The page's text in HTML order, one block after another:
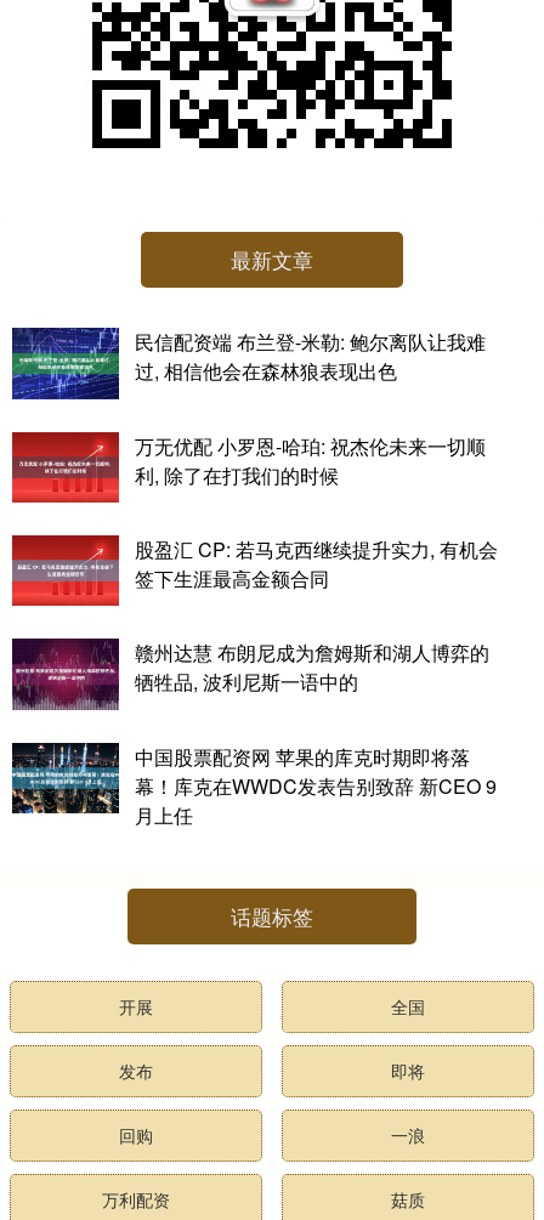
最新文章
民信配资端 布兰登-米勒: 鲍尔离队让我难
过, 相信他会在森林狼表现出色
万无优配 小罗恩-哈珀: 祝杰伦未来一切顺
利, 除了在打我们的时候
股盈汇 CP: 若马克西继续提升实力, 有机会
签下生涯最高金额合同
赣州达慧 布朗尼成为詹姆斯和湖人博弈的
牺牲品, 波利尼斯一语中的
中国股票配资网 苹果的库克时期即将落
幕！库克在WWDC发表告别致辞 新CEO 9
月上任
话题标签
开展 全国
发布 即将
回购 一浪
万利配资 菇质